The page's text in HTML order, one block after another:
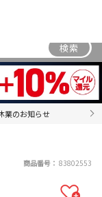
検索
業のお知らせ
商品番号： 83802553